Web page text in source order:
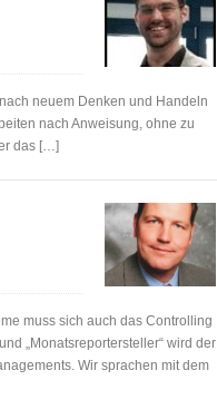
neuem Denken und Handeln
nach Anweisung, ohne zu
das […]
muss sich auch das Controlling
„Monatsreportersteller“ wird der
Wir sprachen mit dem